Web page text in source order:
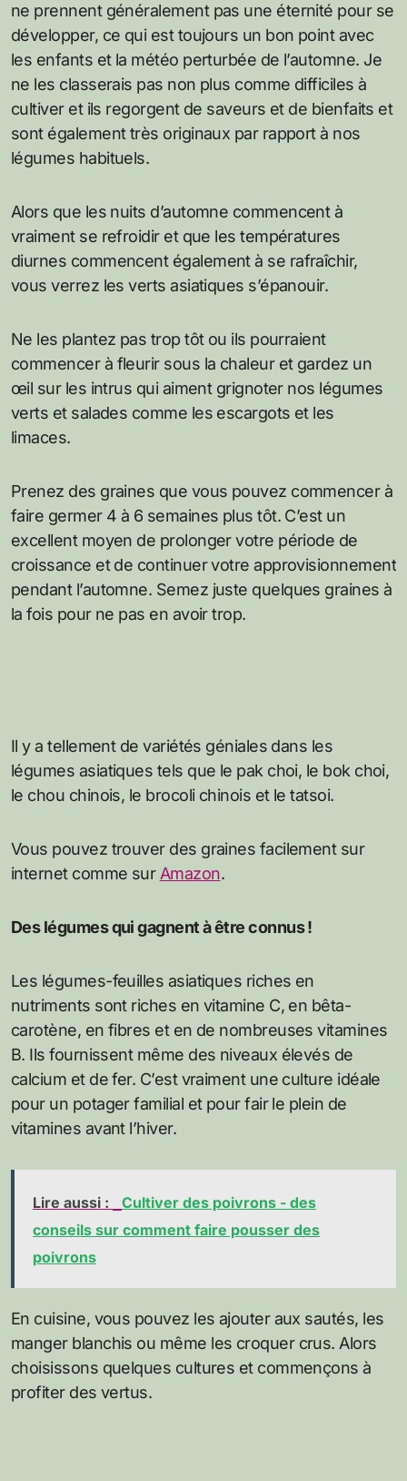
ne prennent généralement pas une éternité pour se
développer, ce qui est toujours un bon point avec
les enfants et la météo perturbée de l’automne. Je
ne les classerais pas non plus comme difficiles à
cultiver et ils regorgent de saveurs et de bienfaits et
sont également très originaux par rapport à nos
légumes habituels.
Alors que les nuits d’automne commencent à
vraiment se refroidir et que les températures
diurnes commencent également à se rafraîchir,
vous verrez les verts asiatiques s’épanouir.
Ne les plantez pas trop tôt ou ils pourraient
commencer à fleurir sous la chaleur et gardez un
œil sur les intrus qui aiment grignoter nos légumes
verts et salades comme les escargots et les
limaces.
Prenez des graines que vous pouvez commencer à
faire germer 4 à 6 semaines plus tôt. C’est un
excellent moyen de prolonger votre période de
croissance et de continuer votre approvisionnement
pendant l’automne. Semez juste quelques graines à
la fois pour ne pas en avoir trop.
Il y a tellement de variétés géniales dans les
légumes asiatiques tels que le pak choi, le bok choi,
le chou chinois, le brocoli chinois et le tatsoi.
Vous pouvez trouver des graines facilement sur
internet comme sur Amazon.
Des légumes qui gagnent à être connus !
Les légumes-feuilles asiatiques riches en
nutriments sont riches en vitamine C, en bêta-
carotène, en fibres et en de nombreuses vitamines
B. Ils fournissent même des niveaux élevés de
calcium et de fer. C’est vraiment une culture idéale
pour un potager familial et pour fair le plein de
vitamines avant l’hiver.
Lire aussi :
Cultiver des poivrons - des
conseils sur comment faire pousser des
poivrons
En cuisine, vous pouvez les ajouter aux sautés, les
manger blanchis ou même les croquer crus. Alors
choisissons quelques cultures et commençons à
profiter des vertus.